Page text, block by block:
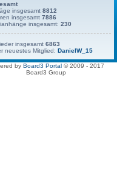
insgesamt8812
insgesamt7886
insgesamt:230
insgesamt6863
neuestes Mitglied:DanielW_15
by Board3 Portal © 2009 - 2017
Board3 Group